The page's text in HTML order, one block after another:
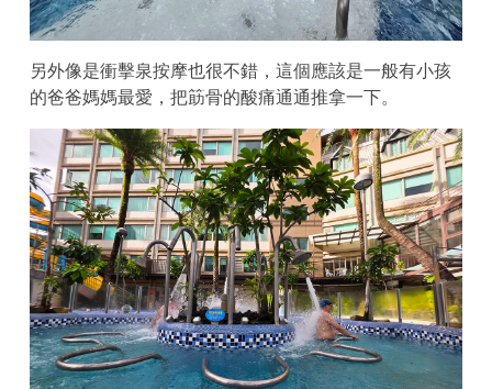
另外像是衝擊泉按摩也很不錯，這個應該是一般有小孩
的爸爸媽媽最愛，把筯骨的酸痛通通推拿一下。